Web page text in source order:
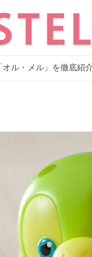
オル・メル」を徹底紹